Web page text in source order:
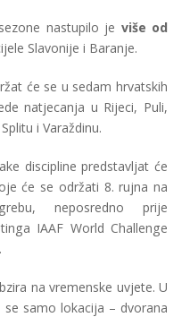
nastupilo je više od
Slavonije i Baranje.
će se u sedam hrvatskih
natjecanja u Rijeci, Puli,
i Varaždinu.
discipline predstavljat će
će se održati 8. rujna na
neposredno prije
IAAF World Challenge
na vremenske uvjete. U
samo lokacija – dvorana